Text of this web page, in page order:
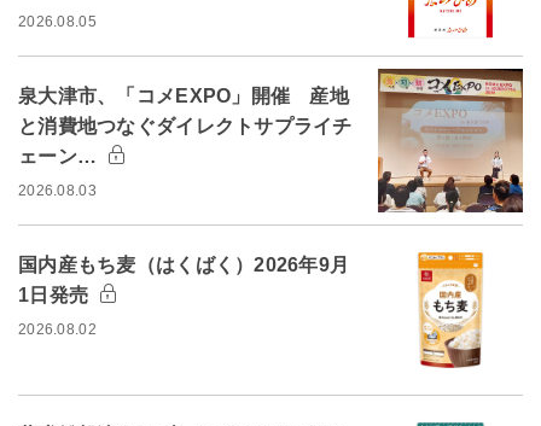
2026.08.05
泉大津市、「コメEXPO」開催 産地
と消費地つなぐダイレクトサプライチ
ェーン…
2026.08.03
国内産もち麦（はくばく）2026年9月
1日発売
2026.08.02